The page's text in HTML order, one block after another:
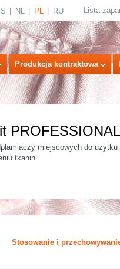
NL PL RU Lista
Produkcja kontraktowa
PROFESSIONAL
miejscowych do użytku
tkanin.
Stosowanie i